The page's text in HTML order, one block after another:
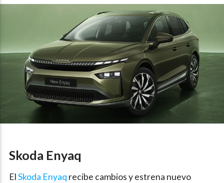
Skoda Enyaq
ElSkoda Enyaq recibe cambios y estrena nuevo